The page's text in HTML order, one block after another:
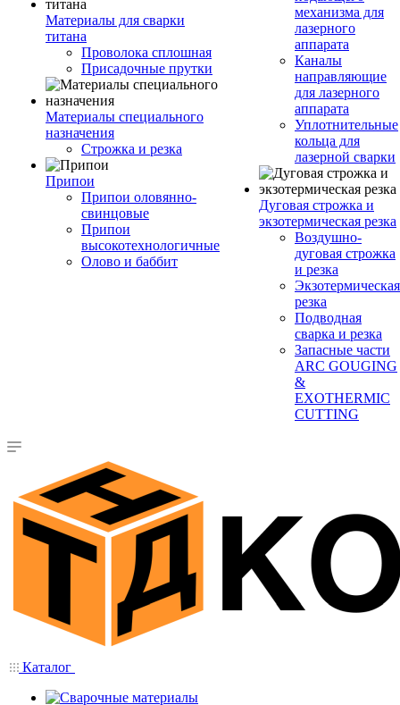
Материалы для сварки
титана
Проволока сплошная
Присадочные прутки
Материалы специального
назначения
Строжка и резка
Припои
Припои оловянно-
свинцовые
Припои
высокотехнологичные
Олово и баббит
механизма для
лазерного
аппарата
Каналы
направляющие
для лазерного
аппарата
Уплотнительные
кольца для
лазерной сварки
Дуговая строжка и
экзотермическая резка
Воздушно-
дуговая строжка
и резка
Экзотермическая
резка
Подводная
сварка и резка
Запасные части
ARC GOUGING
&
EXOTHERMIC
CUTTING
Каталог